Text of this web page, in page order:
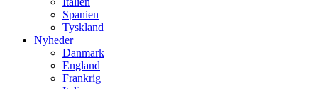
Spanien
Tyskland
Nyheder
Danmark
England
Frankrig